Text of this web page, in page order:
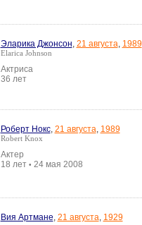
Эларика Джонсон, 21 августа, 1989
Elarica Johnson
Актриса
36 лет
Роберт Нокс, 21 августа, 1989
Robert Knox
Актер
18 лет • 24 мая 2008
Вия Артмане, 21 августа, 1929